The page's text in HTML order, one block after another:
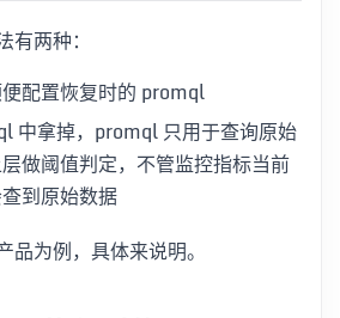
两种：
配置恢复时的 promql
中拿掉，promql 只用于查询原始
做阈值判定，不管监控指标当前
到原始数据
为例，具体来说明。